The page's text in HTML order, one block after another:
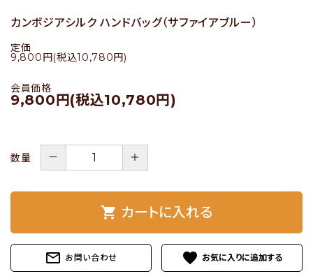
私たちについて
店舗情報
パートナーブランド
- ご利用ガイド
- まとめ買いでお得
- お支払い方法について
- 返品について
カンボジアシルク ハンドバッグ（サファイアブルー）
定価
9,800円(税込10,780円)
会員価格
9,800円(税込10,780円)
数量 － ＋
shopping_cart カートに入れる
mail_outline お問い合わせ favorite